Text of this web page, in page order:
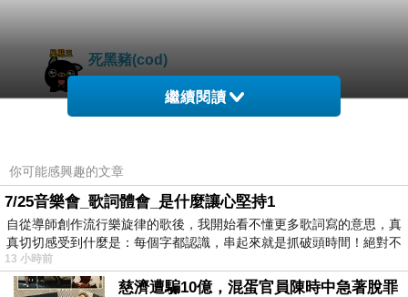
死黑豬(cod)
SOLIDWORKS←高職學過
弘一
2011-04-06 09:25:39
相信未來必能闖出自己的一片天空
祝福你
繼續閱讀
你可能感興趣的文章
7/25音樂會_歌詞體會_是什麼讓心堅持1
自從導師創作流行樂旋律的歌後，我開始看不懂更多歌詞寫的意思，真
真切切感受到什麼是：每個字都認識，串起來就是抓破頭時間！絕對不
13 小時前
慈濟遭騙10億，混蛋官員陳時中急著脫罪